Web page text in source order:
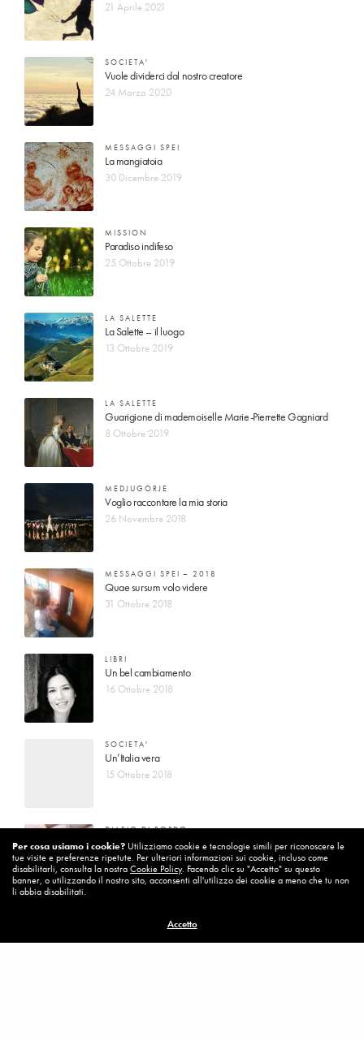
21 Aprile 2021
SOCIETA'
Vuole dividerci dal nostro creatore
24 Marzo 2020
MESSAGGI SPEI
La mangiatoia
30 Dicembre 2019
MISSION
Paradiso indifeso
25 Ottobre 2019
LA SALETTE
La Salette – il luogo
13 Ottobre 2019
LA SALETTE
Guarigione di mademoiselle Marie-Pierrette Gagniard
8 Ottobre 2019
MEDJUGORJE
Voglio raccontare la mia storia
26 Novembre 2018
MESSAGGI SPEI – 2018
Quae sursum volo videre
31 Ottobre 2018
LIBRI
Un bel cambiamento
16 Ottobre 2018
SOCIETA'
Un’Italia vera
15 Ottobre 2018
DIARIO DI BORDO
La vita vince sempre
8 Ottobre 2018
Per cambiare ci vuole coraggio
8 Ottobre 2018
Per cosa usiamo i cookie? Utilizziamo cookie e tecnologie simili per riconoscere le
tue visite e preferenze ripetute. Per ulteriori informazioni sui cookie, incluso come
disabilitarli, consulta la nostraCookie Policy. Facendo clic su "Accetto" su questo
banner, o utilizzando il nostro sito, acconsenti all'utilizzo dei cookie a meno che tu non
li abbia disabilitati.
Accetto